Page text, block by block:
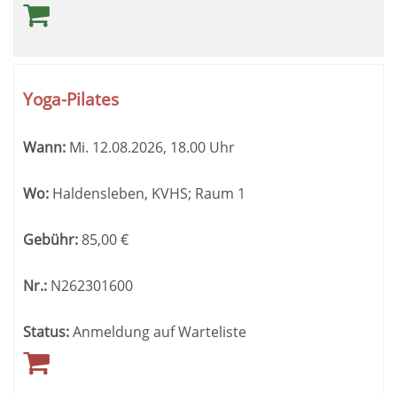
Yoga-Pilates
Wann: Mi. 12.08.2026, 18.00 Uhr
Wo: Haldensleben, KVHS; Raum 1
Gebühr:85,00€
Nr.: N262301600
Status:Anmeldung auf Warteliste